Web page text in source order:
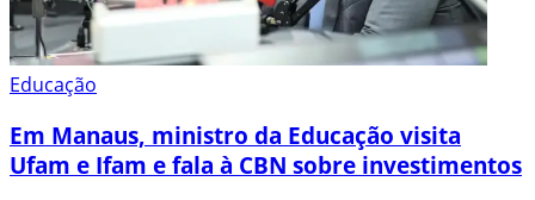
Educação
Em Manaus, ministro da Educação visita
Ufam e Ifam e fala à CBN sobre investimentos